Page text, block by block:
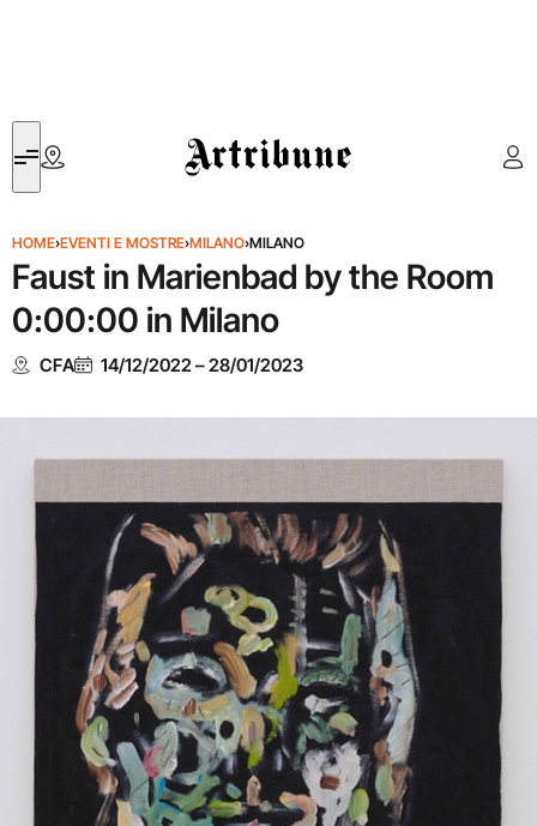
Artribune
HOME›EVENTI E MOSTRE›MILANO›MILANO
Faust in Marienbad by the Room
0:00:00 in Milano
CFA 14/12/2022–28/01/2023